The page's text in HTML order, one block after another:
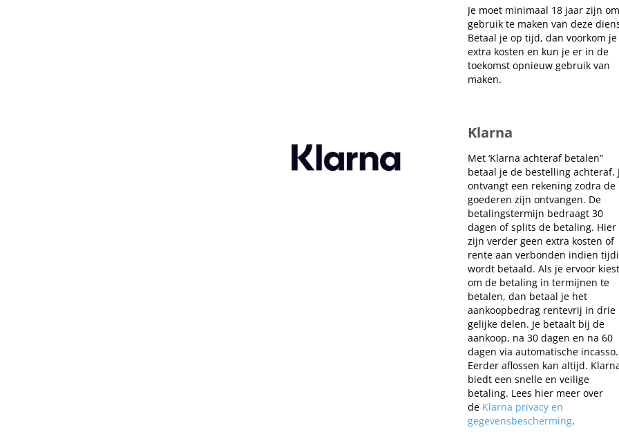
Je moet minimaal 18 jaar zijn om
gebruik te maken van deze
Betaal je op tijd, dan voorkom je
extra kosten en kun je er in de
toekomst opnieuw gebruik van
maken.
Klarna
Met ‘Klarna achteraf betalen”
betaal je de bestelling achteraf.
ontvangt een rekening zodra de
goederen zijn ontvangen. De
betalingstermijn bedraagt 30
dagen of splits de betaling. Hier
zijn verder geen extra kosten of
rente aan verbonden indien
wordt betaald. Als je ervoor kiest
om de betaling in termijnen te
betalen, dan betaal je het
aankoopbedrag rentevrij in drie
gelijke delen. Je betaalt bij de
aankoop, na 30 dagen en na 60
dagen via automatische incasso.
Eerder aflossen kan altijd.
biedt een snelle en veilige
betaling. Lees hier meer over
de Klarna privacy en
gegevensbescherming.